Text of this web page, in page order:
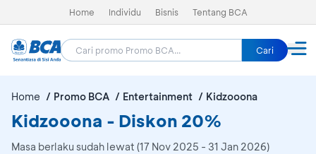
Home Individu Bisnis Tentang BCA
Cari
Home Promo BCA Entertainment Kidzooona
Kidzooona - Diskon 20%
Masa berlaku sudah lewat (17 Nov 2025 - 31 Jan 2026)